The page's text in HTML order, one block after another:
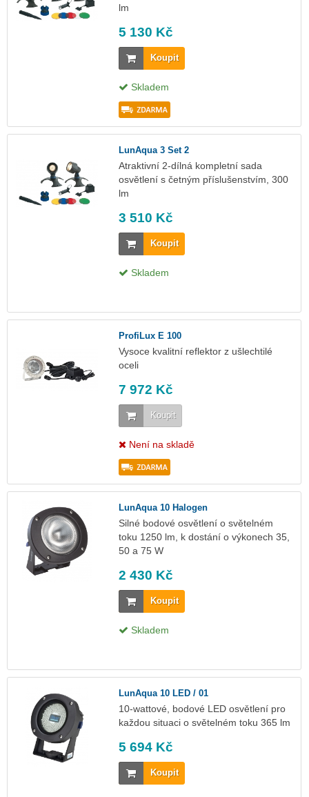
lm
5 130 Kč
Koupit
Skladem
LunAqua 3 Set 2
Atraktivní 2-dílná kompletní sada
osvětlení s četným příslušenstvím, 300
lm
3 510 Kč
Koupit
Skladem
ProfiLux E 100
Vysoce kvalitní reflektor z ušlechtilé
oceli
7 972 Kč
Koupit
Není na skladě
LunAqua 10 Halogen
Silné bodové osvětlení o světelném
toku 1250 lm, k dostání o výkonech 35,
50 a 75 W
2 430 Kč
Koupit
Skladem
LunAqua 10 LED / 01
10-wattové, bodové LED osvětlení pro
každou situaci o světelném toku 365 lm
5 694 Kč
Koupit